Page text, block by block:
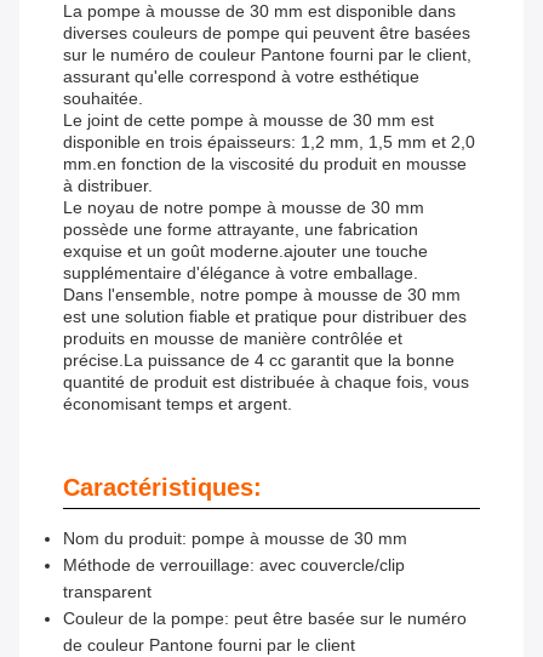
La pompe à mousse de 30 mm est disponible dans
diverses couleurs de pompe qui peuvent être basées
sur le numéro de couleur Pantone fourni par le client,
assurant qu'elle correspond à votre esthétique
souhaitée.
Le joint de cette pompe à mousse de 30 mm est
disponible en trois épaisseurs: 1,2 mm, 1,5 mm et 2,0
mm.en fonction de la viscosité du produit en mousse
à distribuer.
Le noyau de notre pompe à mousse de 30 mm
possède une forme attrayante, une fabrication
exquise et un goût moderne.ajouter une touche
supplémentaire d'élégance à votre emballage.
Dans l'ensemble, notre pompe à mousse de 30 mm
est une solution fiable et pratique pour distribuer des
produits en mousse de manière contrôlée et
précise.La puissance de 4 cc garantit que la bonne
quantité de produit est distribuée à chaque fois, vous
économisant temps et argent.
Caractéristiques:
Nom du produit: pompe à mousse de 30 mm
Méthode de verrouillage: avec couvercle/clip
transparent
Couleur de la pompe: peut être basée sur le numéro
de couleur Pantone fourni par le client